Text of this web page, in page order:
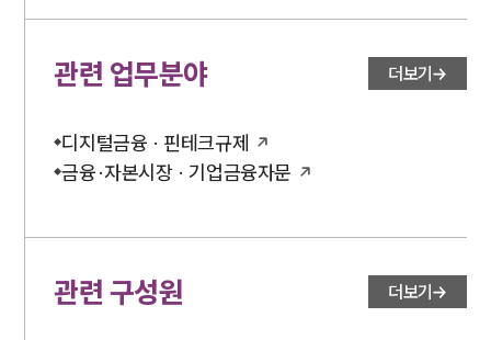
관련 업무분야 더보기
디지털금융 · 핀테크규제
금융·자본시장 · 기업금융자문
관련 구성원 더보기